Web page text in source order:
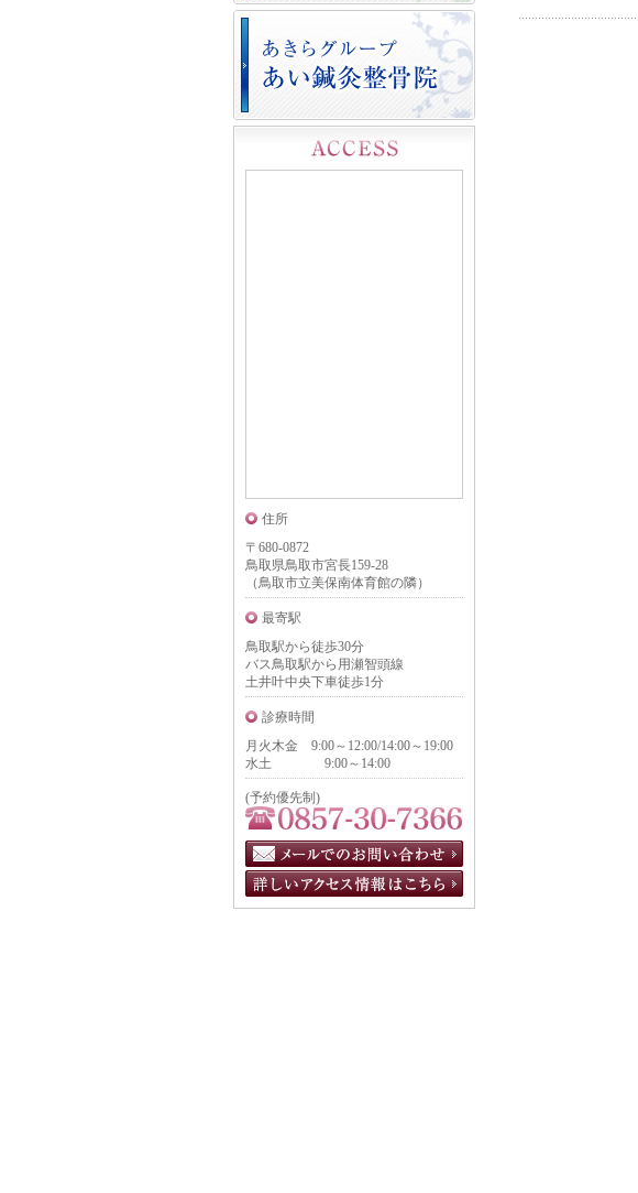
住所
〒680-0872
鳥取県鳥取市宮長159-28
（鳥取市立美保南体育館の隣）
最寄駅
鳥取駅から徒歩30分
バス鳥取駅から用瀬智頭線
土井叶中央下車徒歩1分
診療時間
月火木金 9:00～12:00/14:00～19:00
水土 9:00～14:00
(予約優先制)